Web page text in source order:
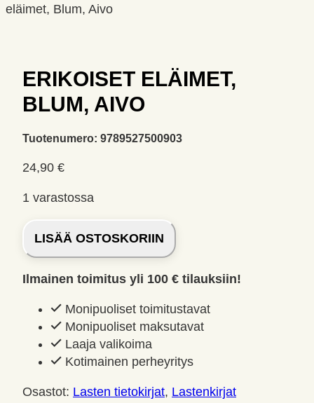
eläimet, Blum, Aivo
ERIKOISET ELÄIMET,
BLUM, AIVO
Tuotenumero: 9789527500903
24,90 €
1 varastossa
Erikoiset
eläimet,
Blum,
Aivo
LISÄÄ OSTOSKORIIN
Ilmainen toimitus yli 100 € tilauksiin!
Monipuoliset toimitustavat
Monipuoliset maksutavat
Laaja valikoima
Kotimainen perheyritys
Osastot: Lasten tietokirjat, Lastenkirjat